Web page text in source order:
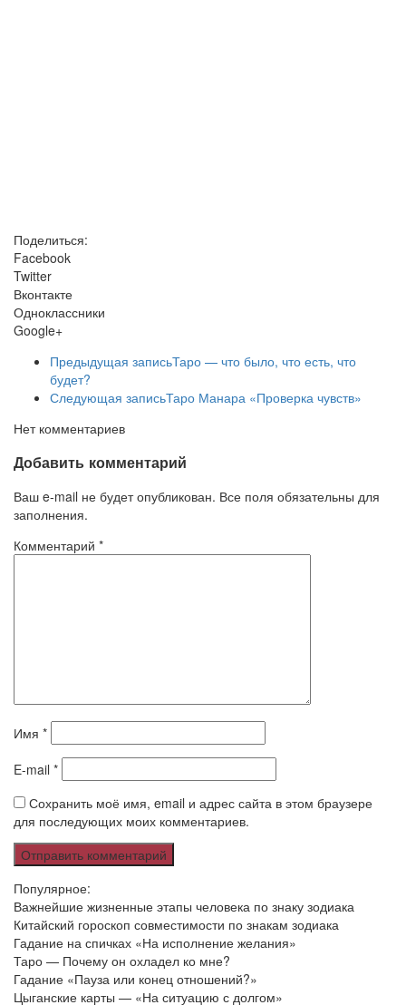
Поделиться:
Facebook
Twitter
Вконтакте
Одноклассники
Google+
Предыдущая записьТаро — что было, что есть, что
будет?
Следующая записьТаро Манара «Проверка чувств»
Нет комментариев
Добавить комментарий
Ваш e-mail не будет опубликован. Все поля обязательны для
заполнения.
Комментарий *
Имя *
E-mail *
Сохранить моё имя, email и адрес сайта в этом браузере
для последующих моих комментариев.
Популярное:
Важнейшие жизненные этапы человека по знаку зодиака
Китайский гороскоп совместимости по знакам зодиака
Гадание на спичках «На исполнение желания»
Таро — Почему он охладел ко мне?
Гадание «Пауза или конец отношений?»
Цыганские карты — «На ситуацию с долгом»